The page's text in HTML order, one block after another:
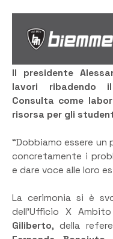
Il presidente
lavori ribadendo
Consulta come
risorsa per gli
“Dobbiamo essere
concretamente i
e dare voce alle loro
La cerimonia si è
dell’Ufficio X
Giliberto, della